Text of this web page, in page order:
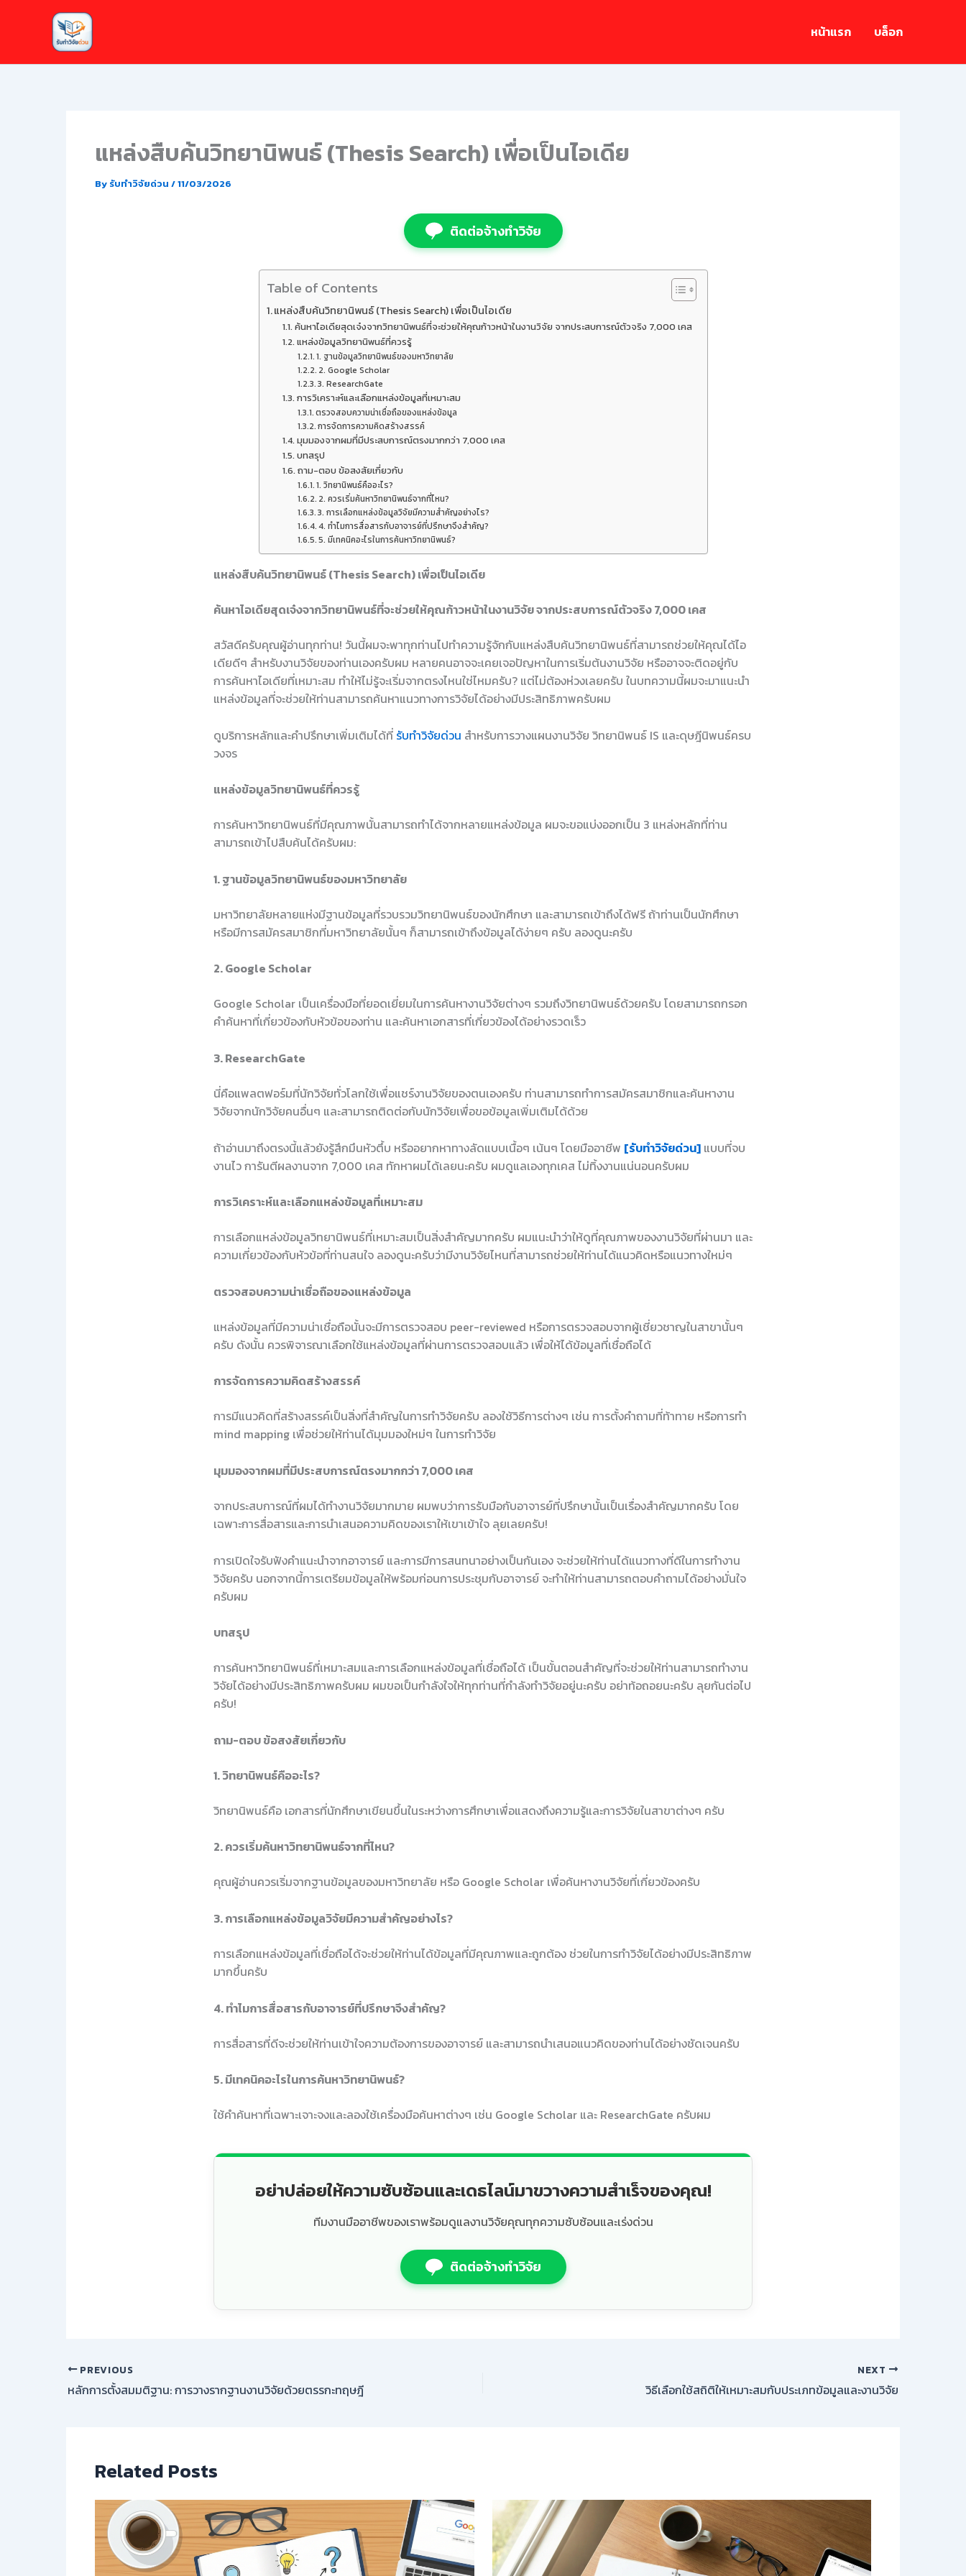
หน้าแรก บล็อก
แหล่งสืบค้นวิทยานิพนธ์ (Thesis Search) เพื่อเป็นไอเดีย
By รับทำวิจัยด่วน /11/03/2026
ติดต่อจ้างทำวิจัย
Table of Contents
แหล่งสืบค้นวิทยานิพนธ์ (Thesis Search) เพื่อเป็นไอเดีย
ค้นหาไอเดียสุดเจ๋งจากวิทยานิพนธ์ที่จะช่วยให้คุณก้าวหน้าในงานวิจัย จากประสบการณ์ตัวจริง 7,000 เคส
แหล่งข้อมูลวิทยานิพนธ์ที่ควรรู้
1. ฐานข้อมูลวิทยานิพนธ์ของมหาวิทยาลัย
2. Google Scholar
3. ResearchGate
การวิเคราะห์และเลือกแหล่งข้อมูลที่เหมาะสม
ตรวจสอบความน่าเชื่อถือของแหล่งข้อมูล
การจัดการความคิดสร้างสรรค์
มุมมองจากผมที่มีประสบการณ์ตรงมากกว่า 7,000 เคส
บทสรุป
ถาม-ตอบ ข้อสงสัยเกี่ยวกับ
1. วิทยานิพนธ์คืออะไร?
2. ควรเริ่มค้นหาวิทยานิพนธ์จากที่ไหน?
3. การเลือกแหล่งข้อมูลวิจัยมีความสำคัญอย่างไร?
4. ทำไมการสื่อสารกับอาจารย์ที่ปรึกษาจึงสำคัญ?
5. มีเทคนิคอะไรในการค้นหาวิทยานิพนธ์?
แหล่งสืบค้นวิทยานิพนธ์ (Thesis Search) เพื่อเป็นไอเดีย
ค้นหาไอเดียสุดเจ๋งจากวิทยานิพนธ์ที่จะช่วยให้คุณก้าวหน้าในงานวิจัย จากประสบการณ์ตัวจริง 7,000 เคส
สวัสดีครับคุณผู้อ่านทุกท่าน! วันนี้ผมจะพาทุกท่านไปทำความรู้จักกับแหล่งสืบค้นวิทยานิพนธ์ที่สามารถช่วยให้คุณได้ไอ
เดียดีๆ สำหรับงานวิจัยของท่านเองครับผม หลายคนอาจจะเคยเจอปัญหาในการเริ่มต้นงานวิจัย หรืออาจจะติดอยู่กับ
การค้นหาไอเดียที่เหมาะสม ทำให้ไม่รู้จะเริ่มจากตรงไหนใช่ไหมครับ? แต่ไม่ต้องห่วงเลยครับ ในบทความนี้ผมจะมาแนะนำ
แหล่งข้อมูลที่จะช่วยให้ท่านสามารถค้นหาแนวทางการวิจัยได้อย่างมีประสิทธิภาพครับผม
ดูบริการหลักและคำปรึกษาเพิ่มเติมได้ที่ รับทำวิจัยด่วน สำหรับการวางแผนงานวิจัย วิทยานิพนธ์ IS และดุษฎีนิพนธ์ครบ
วงจร
แหล่งข้อมูลวิทยานิพนธ์ที่ควรรู้
การค้นหาวิทยานิพนธ์ที่มีคุณภาพนั้นสามารถทำได้จากหลายแหล่งข้อมูล ผมจะขอแบ่งออกเป็น 3 แหล่งหลักที่ท่าน
สามารถเข้าไปสืบค้นได้ครับผม:
1. ฐานข้อมูลวิทยานิพนธ์ของมหาวิทยาลัย
มหาวิทยาลัยหลายแห่งมีฐานข้อมูลที่รวบรวมวิทยานิพนธ์ของนักศึกษา และสามารถเข้าถึงได้ฟรี ถ้าท่านเป็นนักศึกษา
หรือมีการสมัครสมาชิกที่มหาวิทยาลัยนั้นๆ ก็สามารถเข้าถึงข้อมูลได้ง่ายๆ ครับ ลองดูนะครับ
2. Google Scholar
Google Scholar เป็นเครื่องมือที่ยอดเยี่ยมในการค้นหางานวิจัยต่างๆ รวมถึงวิทยานิพนธ์ด้วยครับ โดยสามารถกรอก
คำค้นหาที่เกี่ยวข้องกับหัวข้อของท่าน และค้นหาเอกสารที่เกี่ยวข้องได้อย่างรวดเร็ว
3. ResearchGate
นี่คือแพลตฟอร์มที่นักวิจัยทั่วโลกใช้เพื่อแชร์งานวิจัยของตนเองครับ ท่านสามารถทำการสมัครสมาชิกและค้นหางาน
วิจัยจากนักวิจัยคนอื่นๆ และสามารถติดต่อกับนักวิจัยเพื่อขอข้อมูลเพิ่มเติมได้ด้วย
ถ้าอ่านมาถึงตรงนี้แล้วยังรู้สึกมึนหัวตึ้บ หรืออยากหาทางลัดแบบเนื้อๆ เน้นๆ โดยมืออาชีพ [รับทำวิจัยด่วน] แบบที่จบ
งานไว การันตีผลงานจาก 7,000 เคส ทักหาผมได้เลยนะครับ ผมดูแลเองทุกเคส ไม่ทิ้งงานแน่นอนครับผม
การวิเคราะห์และเลือกแหล่งข้อมูลที่เหมาะสม
การเลือกแหล่งข้อมูลวิทยานิพนธ์ที่เหมาะสมเป็นสิ่งสำคัญมากครับ ผมแนะนำว่าให้ดูที่คุณภาพของงานวิจัยที่ผ่านมา และ
ความเกี่ยวข้องกับหัวข้อที่ท่านสนใจ ลองดูนะครับว่ามีงานวิจัยไหนที่สามารถช่วยให้ท่านได้แนวคิดหรือแนวทางใหม่ๆ
ตรวจสอบความน่าเชื่อถือของแหล่งข้อมูล
แหล่งข้อมูลที่มีความน่าเชื่อถือนั้นจะมีการตรวจสอบ peer-reviewed หรือการตรวจสอบจากผู้เชี่ยวชาญในสาขานั้นๆ
ครับ ดังนั้น ควรพิจารณาเลือกใช้แหล่งข้อมูลที่ผ่านการตรวจสอบแล้ว เพื่อให้ได้ข้อมูลที่เชื่อถือได้
การจัดการความคิดสร้างสรรค์
การมีแนวคิดที่สร้างสรรค์เป็นสิ่งที่สำคัญในการทำวิจัยครับ ลองใช้วิธีการต่างๆ เช่น การตั้งคำถามที่ท้าทาย หรือการทำ
mind mapping เพื่อช่วยให้ท่านได้มุมมองใหม่ๆ ในการทำวิจัย
มุมมองจากผมที่มีประสบการณ์ตรงมากกว่า 7,000 เคส
จากประสบการณ์ที่ผมได้ทำงานวิจัยมากมาย ผมพบว่าการรับมือกับอาจารย์ที่ปรึกษานั้นเป็นเรื่องสำคัญมากครับ โดย
เฉพาะการสื่อสารและการนำเสนอความคิดของเราให้เขาเข้าใจ ลุยเลยครับ!
การเปิดใจรับฟังคำแนะนำจากอาจารย์ และการมีการสนทนาอย่างเป็นกันเอง จะช่วยให้ท่านได้แนวทางที่ดีในการทำงาน
วิจัยครับ นอกจากนี้การเตรียมข้อมูลให้พร้อมก่อนการประชุมกับอาจารย์ จะทำให้ท่านสามารถตอบคำถามได้อย่างมั่นใจ
ครับผม
บทสรุป
การค้นหาวิทยานิพนธ์ที่เหมาะสมและการเลือกแหล่งข้อมูลที่เชื่อถือได้ เป็นขั้นตอนสำคัญที่จะช่วยให้ท่านสามารถทำงาน
วิจัยได้อย่างมีประสิทธิภาพครับผม ผมขอเป็นกำลังใจให้ทุกท่านที่กำลังทำวิจัยอยู่นะครับ อย่าท้อถอยนะครับ ลุยกันต่อไป
ครับ!
ถาม-ตอบ ข้อสงสัยเกี่ยวกับ
1. วิทยานิพนธ์คืออะไร?
วิทยานิพนธ์คือ เอกสารที่นักศึกษาเขียนขึ้นในระหว่างการศึกษาเพื่อแสดงถึงความรู้และการวิจัยในสาขาต่างๆ ครับ
2. ควรเริ่มค้นหาวิทยานิพนธ์จากที่ไหน?
คุณผู้อ่านควรเริ่มจากฐานข้อมูลของมหาวิทยาลัย หรือ Google Scholar เพื่อค้นหางานวิจัยที่เกี่ยวข้องครับ
3. การเลือกแหล่งข้อมูลวิจัยมีความสำคัญอย่างไร?
การเลือกแหล่งข้อมูลที่เชื่อถือได้จะช่วยให้ท่านได้ข้อมูลที่มีคุณภาพและถูกต้อง ช่วยในการทำวิจัยได้อย่างมีประสิทธิภาพ
มากขึ้นครับ
4. ทำไมการสื่อสารกับอาจารย์ที่ปรึกษาจึงสำคัญ?
การสื่อสารที่ดีจะช่วยให้ท่านเข้าใจความต้องการของอาจารย์ และสามารถนำเสนอแนวคิดของท่านได้อย่างชัดเจนครับ
5. มีเทคนิคอะไรในการค้นหาวิทยานิพนธ์?
ใช้คำค้นหาที่เฉพาะเจาะจงและลองใช้เครื่องมือค้นหาต่างๆ เช่น Google Scholar และ ResearchGate ครับผม
อย่าปล่อยให้ความซับซ้อนและเดธไลน์มาขวางความสำเร็จของคุณ!
ทีมงานมืออาชีพของเราพร้อมดูแลงานวิจัยคุณทุกความซับซ้อนและเร่งด่วน
ติดต่อจ้างทำวิจัย
PREVIOUS
หลักการตั้งสมมติฐาน: การวางรากฐานงานวิจัยด้วยตรรกะทฤษฎี
NEXT
วิธีเลือกใช้สถิติให้เหมาะสมกับประเภทข้อมูลและงานวิจัย
Related Posts